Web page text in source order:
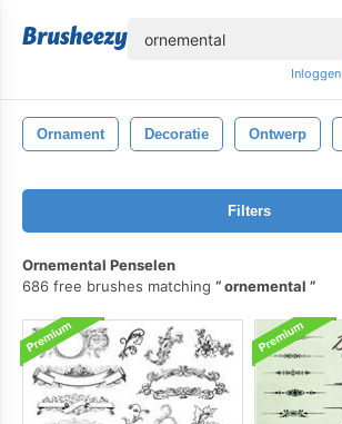
Inloggen
Ornament Decoratie Ontwerp
Filters
Ornemental Penselen
686 free brushes matching
ornemental